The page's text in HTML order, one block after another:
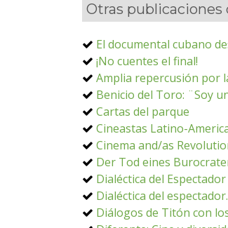
Otras publicaciones
El documental cubano
¡No cuentes el final!
Amplia repercusión por
Benicio del Toro: ¨Soy
Cartas del parque
Cineastas Latino-
Cinema and/as
Der Tod eines
Dialéctica del Espectador
Dialéctica del espectador.
Diálogos de Titón con